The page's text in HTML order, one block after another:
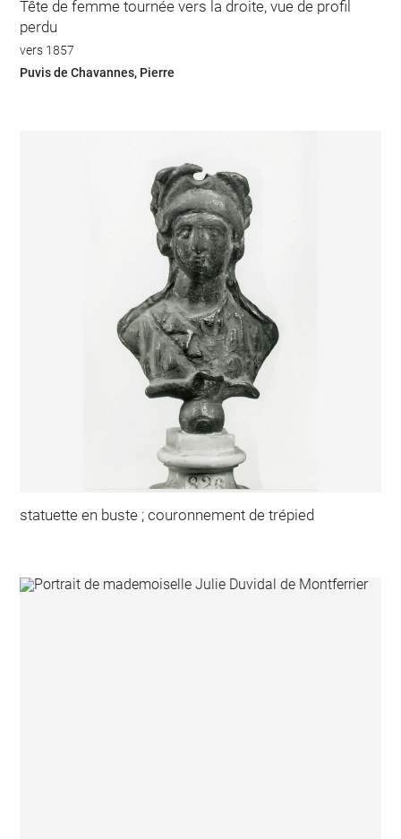
Tête de femme tournée vers la droite, vue de profil
perdu
vers 1857
Puvis de Chavannes, Pierre
statuette en buste ; couronnement de trépied